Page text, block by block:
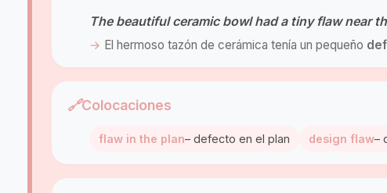
The beautiful ceramic bowl had a tiny flaw near
El hermoso tazón de cerámica tenía un pequeño
🔗Colocaciones
flaw in the plan– defecto en el plan design flaw–